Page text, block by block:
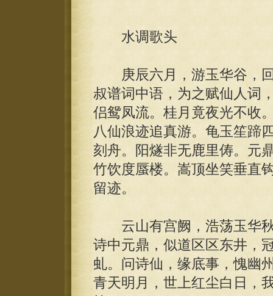
水调歌头
庚辰六月，游玉华谷，回
叔谱词中语，为之赋仙人词
侣鸳凤流。桂月竟夜光不收
八仙浪迹追真游。龟玉笙蹄
刻舟。阳燧非无鹿里俦。元
竹饮度蜃楼。嵩顶坐笑垂直
留迹。
云山有宫阙，浩荡玉华秋
诗中元鼎，似道区区东井，
虬。问诗仙，缘底事，愧幽
青天明月，世上红尘白日，